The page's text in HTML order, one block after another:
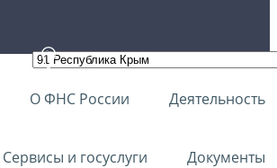
О ФНС России Деятельность
Сервисы и госуслуги Документы